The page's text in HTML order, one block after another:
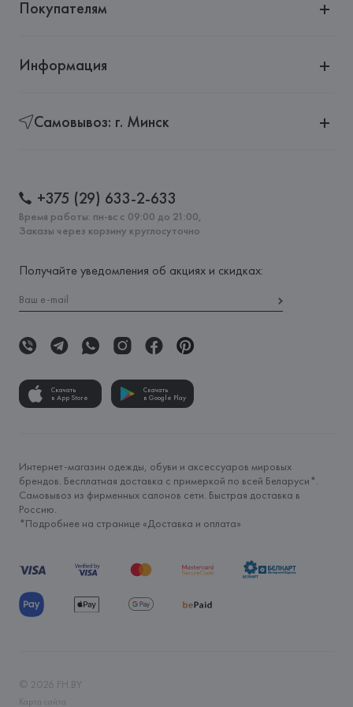
Покупателям
Информация
Самовывоз: г. Минск
+375 (29) 633-2-633
Время работы: пн-вс с 09:00 до 21:00,
Заказы через корзину круглосуточно
Получайте уведомления об акциях и скидках:
Скачать
в App Store
Скачать
в Google Play
Интернет-магазин одежды, обуви и аксессуаров мировых
брендов. Бесплатная доставка с примеркой по всей Беларуси*.
Самовывоз из фирменных салонов сети. Быстрая доставка в
Россию.
*Подробнее на странице «Доставка и оплата»
© 2026 FH.BY
Карта сайта